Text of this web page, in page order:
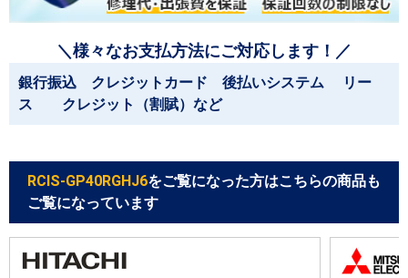
＼様々なお支払方法にご対応します！／
銀行振込 クレジットカード 後払いシステム リー
ス クレジット（割賦）など
RCIS-GP40RGHJ6をご覧になった方はこちらの商品も
ご覧になっています